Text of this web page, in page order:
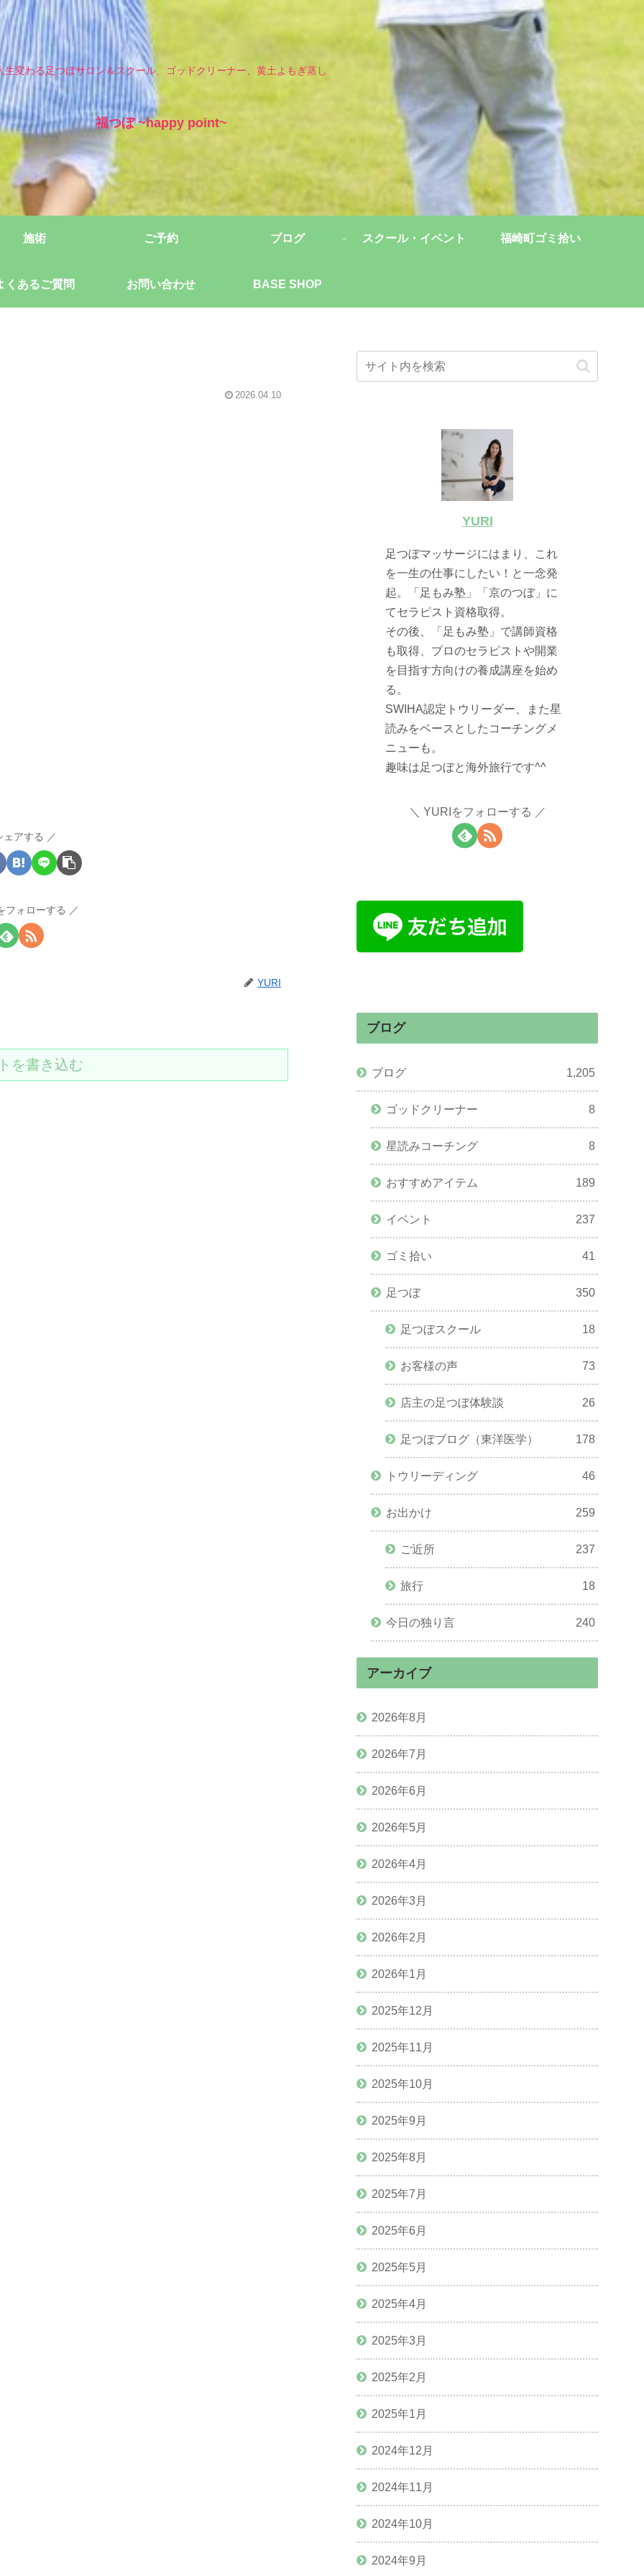
生変わる足つぼサロン＆スクール、ゴッドクリーナー、黄土よもぎ蒸し
福つぼ ~happy point~
施術 ご予約 ブログ スクール・イベント 福崎町ゴミ拾い
くあるご質問 お問い合わせ BASE SHOP
2026.04.10
ェアする
フォローする
YURI
を書き込む
YURI
足つぼマッサージにはまり、これ
を一生の仕事にしたい！と一念発
起。「足もみ塾」「京のつぼ」に
てセラピスト資格取得。
その後、「足もみ塾」で講師資格
も取得、プロのセラピストや開業
を目指す方向けの養成講座を始め
る。
SWIHA認定トウリーダー、また星
読みをベースとしたコーチングメ
ニューも。
趣味は足つぼと海外旅行です^^
YURIをフォローする
ブログ
ブログ 1,205
ゴッドクリーナー 8
星読みコーチング 8
おすすめアイテム 189
イベント 237
ゴミ拾い 41
足つぼ 350
足つぼスクール 18
お客様の声 73
店主の足つぼ体験談 26
足つぼブログ（東洋医学） 178
トウリーディング 46
お出かけ 259
ご近所 237
旅行 18
今日の独り言 240
アーカイブ
2026年8月
2026年7月
2026年6月
2026年5月
2026年4月
2026年3月
2026年2月
2026年1月
2025年12月
2025年11月
2025年10月
2025年9月
2025年8月
2025年7月
2025年6月
2025年5月
2025年4月
2025年3月
2025年2月
2025年1月
2024年12月
2024年11月
2024年10月
2024年9月